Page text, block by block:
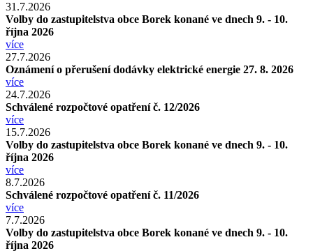
31.7.2026
Volby do zastupitelstva obce Borek konané ve dnech 9. - 10.
října 2026
více
27.7.2026
Oznámení o přerušení dodávky elektrické energie 27. 8. 2026
více
24.7.2026
Schválené rozpočtové opatření č. 12/2026
více
15.7.2026
Volby do zastupitelstva obce Borek konané ve dnech 9. - 10.
října 2026
více
8.7.2026
Schválené rozpočtové opatření č. 11/2026
více
7.7.2026
Volby do zastupitelstva obce Borek konané ve dnech 9. - 10.
října 2026